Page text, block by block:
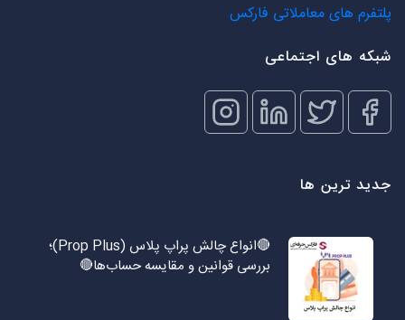
پلتفرم های معاملاتی فارکس
شبکه های اجتماعی
جدید ترین ها
🔴انواع چالش پراپ پلاس (Prop Plus)؛
بررسی قوانین و مقایسه حساب‌ها🔴